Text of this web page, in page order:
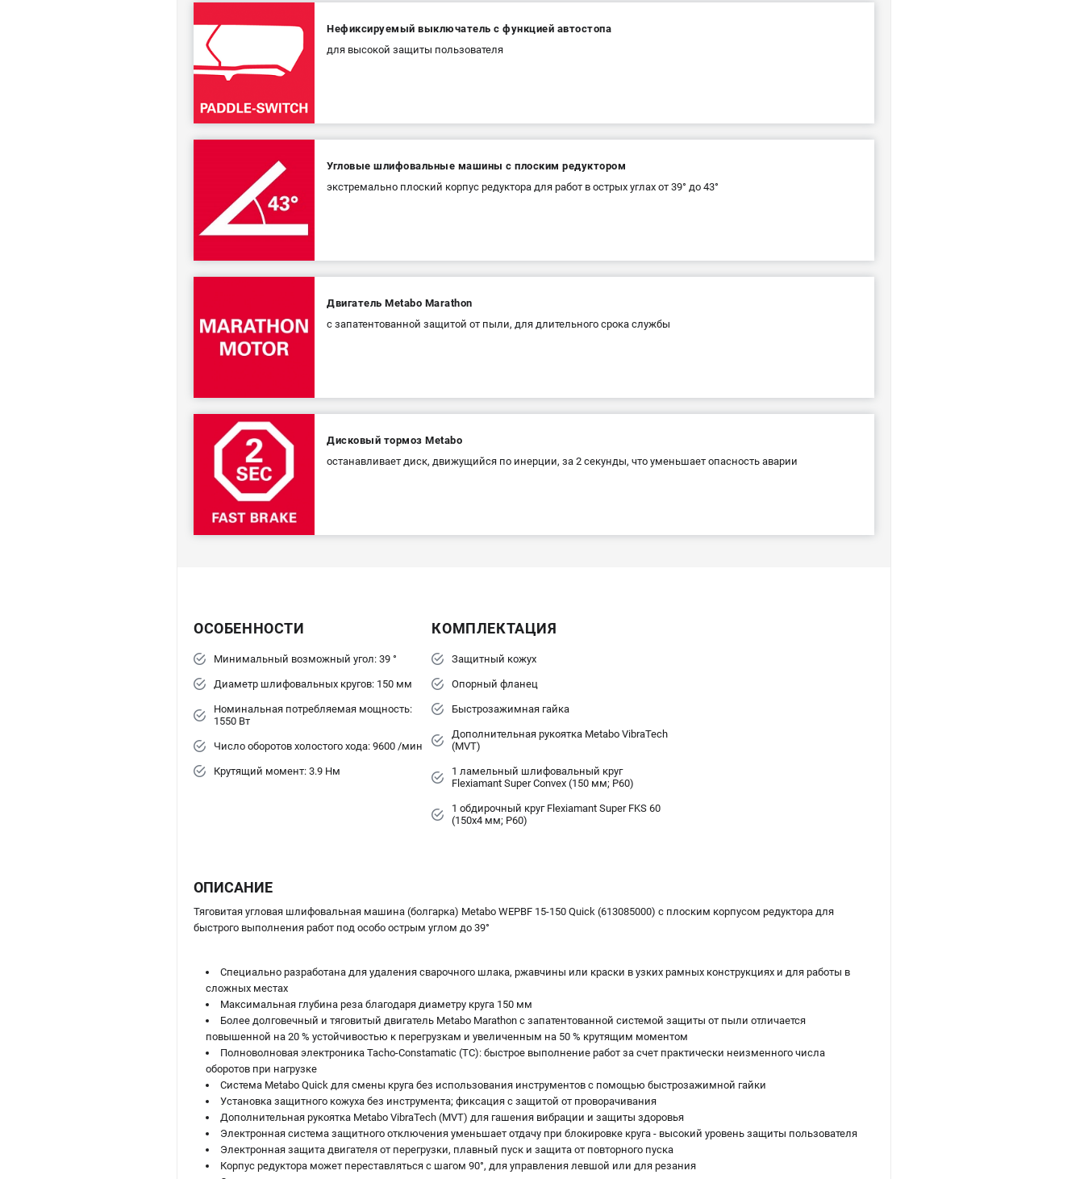
Нефиксируемый выключатель с функцией автостопа
для высокой защиты пользователя
Угловые шлифовальные машины с плоским редуктором
экстремально плоский корпус редуктора для работ в острых углах от 39° до 43°
Двигатель Metabo Marathon
с запатентованной защитой от пыли, для длительного срока службы
Дисковый тормоз Metabo
останавливает диск, движущийся по инерции, за 2 секунды, что уменьшает опасность аварии
ОСОБЕННОСТИ
Минимальный возможный угол: 39 °
Диаметр шлифовальных кругов: 150 мм
Номинальная потребляемая мощность:
1550 Вт
Число оборотов холостого хода: 9600 /мин
Крутящий момент: 3.9 Нм
КОМПЛЕКТАЦИЯ
Защитный кожух
Опорный фланец
Быстрозажимная гайка
Дополнительная рукоятка Metabo VibraTech
(MVT)
1 ламельный шлифовальный круг
Flexiamant Super Convex (150 мм; P60)
1 обдирочный круг Flexiamant Super FKS 60
(150x4 мм; P60)
ОПИСАНИЕ
Тяговитая угловая шлифовальная машина (болгарка) Metabo WEPBF 15-150 Quick (613085000) с плоским корпусом редуктора для
быстрого выполнения работ под особо острым углом до 39°
Специально разработана для удаления сварочного шлака, ржавчины или краски в узких рамных конструкциях и для работы в
сложных местах
Максимальная глубина реза благодаря диаметру круга 150 мм
Более долговечный и тяговитый двигатель Metabo Marathon с запатентованной системой защиты от пыли отличается
повышенной на 20 % устойчивостью к перегрузкам и увеличенным на 50 % крутящим моментом
Полноволновая электроника Tacho-Constamatic (TC): быстрое выполнение работ за счет практически неизменного числа
оборотов при нагрузке
Система Metabo Quick для смены круга без использования инструментов с помощью быстрозажимной гайки
Установка защитного кожуха без инструмента; фиксация с защитой от проворачивания
Дополнительная рукоятка Metabo VibraTech (MVT) для гашения вибрации и защиты здоровья
Электронная система защитного отключения уменьшает отдачу при блокировке круга - высокий уровень защиты пользователя
Электронная защита двигателя от перегрузки, плавный пуск и защита от повторного пуска
Корпус редуктора может переставляться с шагом 90°, для управления левшой или для резания